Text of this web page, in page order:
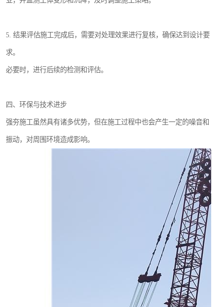
5. 结果评估施工完成后，需要对处理效果进行复核，确保达到设计要
求。
必要时，进行后续的检测和评估。
四、环保与技术进步
强夯施工虽然具有诸多优势，但在施工过程中也会产生一定的噪音和
振动，对周围环境造成影响。